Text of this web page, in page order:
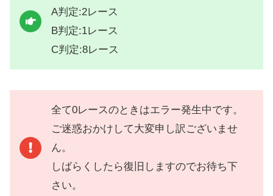
A判定:2レース
B判定:1レース
C判定:8レース
全て0レースのときはエラー発生中です。
ご迷惑おかけして大変申し訳ございませ
ん。
しばらくしたら復旧しますのでお待ち下
さい。